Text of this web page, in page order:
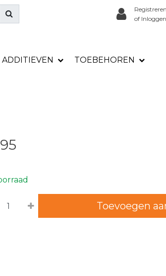
Registreren
of Inloggen
ADDITIEVEN TOEBEHOREN
Toevoegen